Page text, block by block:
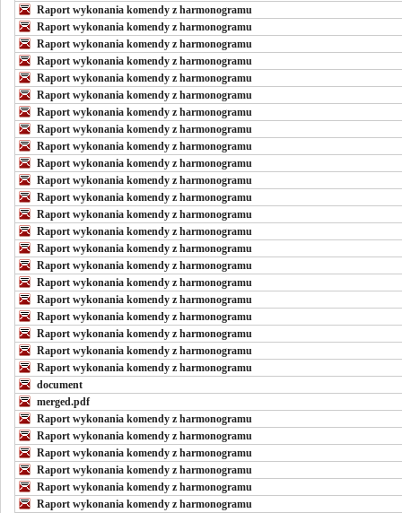
Raport wykonania komendy z harmonogramu
Raport wykonania komendy z harmonogramu
Raport wykonania komendy z harmonogramu
Raport wykonania komendy z harmonogramu
Raport wykonania komendy z harmonogramu
Raport wykonania komendy z harmonogramu
Raport wykonania komendy z harmonogramu
Raport wykonania komendy z harmonogramu
Raport wykonania komendy z harmonogramu
Raport wykonania komendy z harmonogramu
Raport wykonania komendy z harmonogramu
Raport wykonania komendy z harmonogramu
Raport wykonania komendy z harmonogramu
Raport wykonania komendy z harmonogramu
Raport wykonania komendy z harmonogramu
Raport wykonania komendy z harmonogramu
Raport wykonania komendy z harmonogramu
Raport wykonania komendy z harmonogramu
Raport wykonania komendy z harmonogramu
Raport wykonania komendy z harmonogramu
Raport wykonania komendy z harmonogramu
Raport wykonania komendy z harmonogramu
document
merged.pdf
Raport wykonania komendy z harmonogramu
Raport wykonania komendy z harmonogramu
Raport wykonania komendy z harmonogramu
Raport wykonania komendy z harmonogramu
Raport wykonania komendy z harmonogramu
Raport wykonania komendy z harmonogramu